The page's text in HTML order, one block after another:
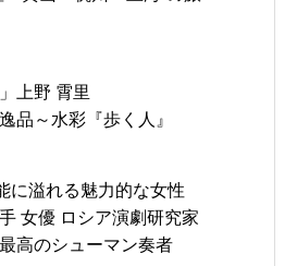
上野 霄里
品～水彩『歩く人』
に溢れる魅力的な女性
女優 ロシア演劇研究家
高のシューマン奏者